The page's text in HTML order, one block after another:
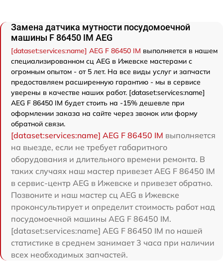
Замена датчика мутности посудомоечной
машины F 86450 IM AEG
[dataset:services:name] AEG F 86450 IM выполняется в нашем
специализированном сц AEG в Ижевске мастерами с
огромным опытом - от 5 лет. На все виды услуг и запчасти
предоставляем расширенную гарантию - мы в сервисе
уверены в качестве наших работ. [dataset:services:name]
AEG F 86450 IM будет стоить на -15% дешевле при
оформлении заказа на сайте через звонок или форму
обратной связи.
[dataset:services:name] AEG F 86450 IM выполняется
на выезде, если не требует габаритного
оборудования и длительного времени ремонта. В
таких случаях наш мастер привезет AEG F 86450 IM
в сервис-центр AEG в Ижевске и привезет обратно.
Позвоните и наш мастер сц AEG в Ижевске
проконсультирует и определит стоимость работ над
посудомоечной машины AEG F 86450 IM.
[dataset:services:name] AEG F 86450 IM по нашей
статистике в среднем занимает 3 часа при наличии
всех необходимых запчастей.